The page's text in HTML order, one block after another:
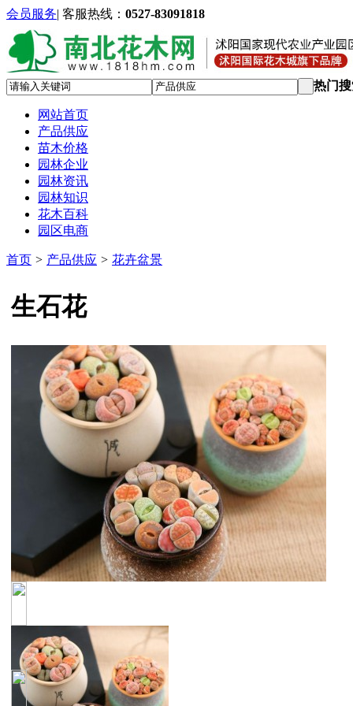
会员服务| 客服热线： 0527-83091818
热门
网站首页
产品供应
苗木价格
园林企业
园林资讯
园林知识
花木百科
园区电商
首页 > 产品供应 > 花卉盆景
生石花